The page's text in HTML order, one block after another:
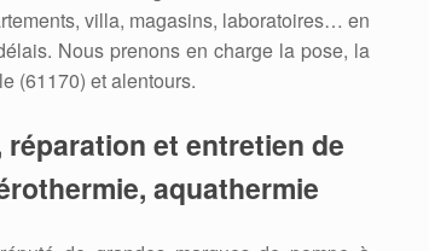
villa, magasins, laboratoires… en
Nous prenons en charge la pose, la
(61170) et alentours.
et entretien de
aquathermie